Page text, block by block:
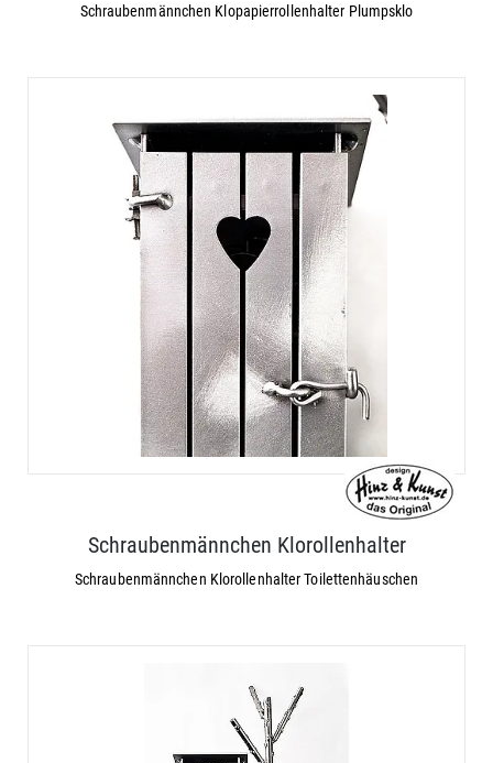
Schraubenmännchen Klopapierrollenhalter Plumpsklo
Schraubenmännchen Klorollenhalter
Schraubenmännchen Klorollenhalter Toilettenhäuschen